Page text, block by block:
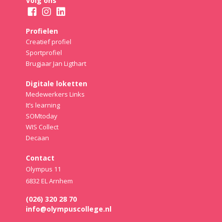
Profielen
Creatief profiel
Sportprofiel
Brugjaar Jan Ligthart
Digitale loketten
Medewerkers Links
It’s learning
SOMtoday
WIS Collect
Decaan
Contact
Olympus 11
6832 EL Arnhem
(026) 320 28 70
info@olympuscollege.nl